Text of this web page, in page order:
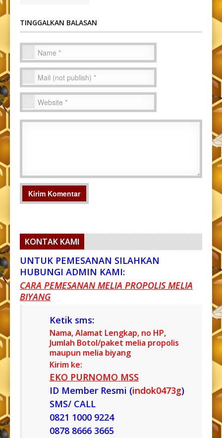
TINGGALKAN BALASAN
KONTAK KAMI
UNTUK PEMESANAN SILAHKAN
HUBUNGI ADMIN KAMI:
CARA PEMESANAN MELIA PROPOLIS MELIA
BIYANG
Ketik sms:
Nama, Alamat Lengkap, no HP,
Jumlah Botol/paket melia propolis
maupun melia biyang
Kirim ke:
EKO PURNOMO MSS
ID Member Resmi (indok0473g)
SMS/ CALL
0821 1000 9224
0878 8666 3665